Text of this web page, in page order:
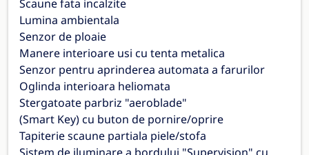
Scaune fata incalzite
Lumina ambientala
Senzor de ploaie
Manere interioare usi cu tenta metalica
Senzor pentru aprinderea automata a farurilor
Oglinda interioara heliomata
Stergatoate parbriz "aeroblade"
(Smart Key) cu buton de pornire/oprire
Tapiterie scaune partiala piele/stofa